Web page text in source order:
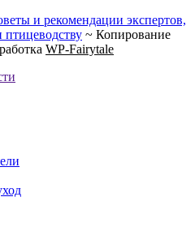
и рекомендации экспертов,
~ Копирование
WP-Fairytale